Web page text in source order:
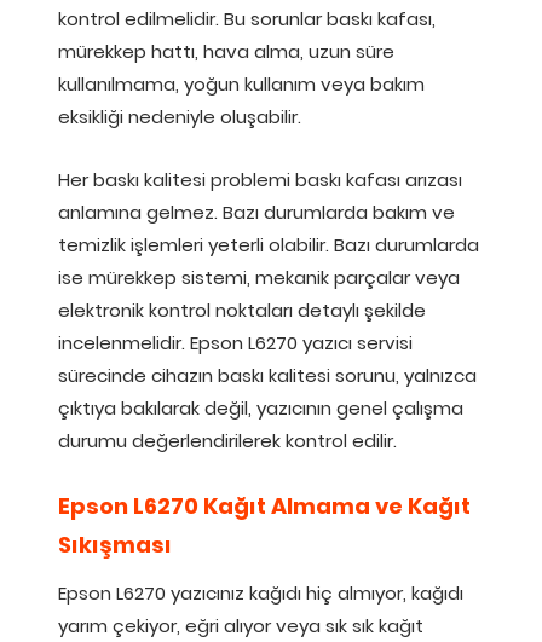
kontrol edilmelidir. Bu sorunlar baskı kafası,
mürekkep hattı, hava alma, uzun süre
kullanılmama, yoğun kullanım veya bakım
eksikliği nedeniyle oluşabilir.
Her baskı kalitesi problemi baskı kafası arızası
anlamına gelmez. Bazı durumlarda bakım ve
temizlik işlemleri yeterli olabilir. Bazı durumlarda
ise mürekkep sistemi, mekanik parçalar veya
elektronik kontrol noktaları detaylı şekilde
incelenmelidir. Epson L6270 yazıcı servisi
sürecinde cihazın baskı kalitesi sorunu, yalnızca
çıktıya bakılarak değil, yazıcının genel çalışma
durumu değerlendirilerek kontrol edilir.
Epson L6270 Kağıt Almama ve Kağıt
Sıkışması
Epson L6270 yazıcınız kağıdı hiç almıyor, kağıdı
yarım çekiyor, eğri alıyor veya sık sık kağıt